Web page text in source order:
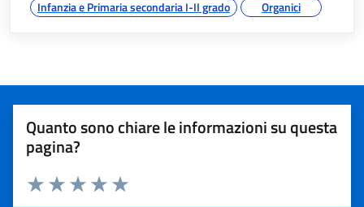
argomenti:
Infanzia e Primaria secondaria I-II grado Organici
Quanto sono chiare le informazioni su questa
pagina?
Valuta 5 stelle su 5
Valuta 4 stelle su 5
Valuta 3 stelle su 5
Valuta 2 stelle su 5
Valuta 1 stelle su 5